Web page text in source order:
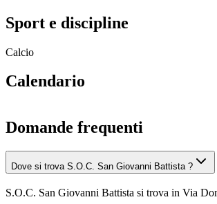
Sport e discipline
Calcio
Calendario
Domande frequenti
Dove si trova S.O.C. San Giovanni Battista ?
S.O.C. San Giovanni Battista si trova in Via